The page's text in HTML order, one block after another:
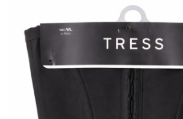
MODA CHICA
PERFUMES